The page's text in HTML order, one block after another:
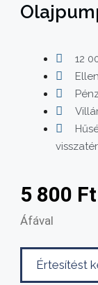
12
5 800 Ft
Áfával
Értesítést